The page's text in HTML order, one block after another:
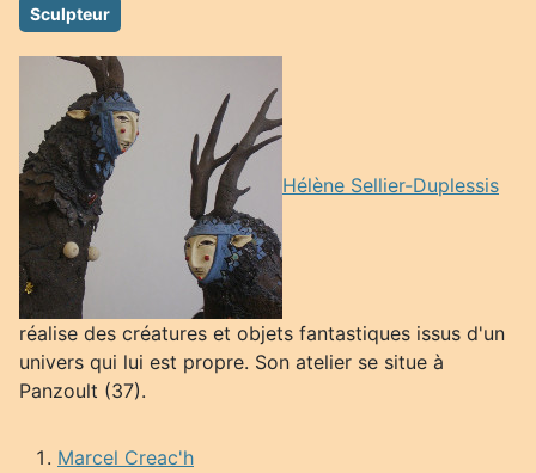
Sculpteur
Hélène Sellier-Duplessis
réalise des créatures et objets fantastiques issus d'un
univers qui lui est propre. Son atelier se situe à
Panzoult (37).
Marcel Creac'h